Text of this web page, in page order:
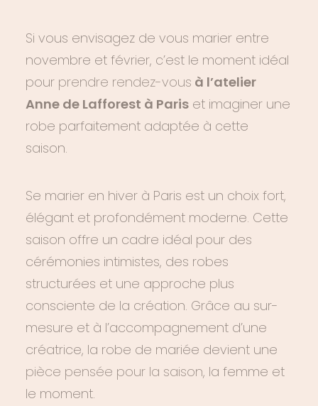
Si vous envisagez de vous marier entre
novembre et février, c’est le moment idéal
pour prendre rendez-vous à l’atelier
Anne de Lafforest à Paris et imaginer une
robe parfaitement adaptée à cette
saison.
Se marier en hiver à Paris est un choix fort,
élégant et profondément moderne. Cette
saison offre un cadre idéal pour des
cérémonies intimistes, des robes
structurées et une approche plus
consciente de la création. Grâce au sur-
mesure et à l’accompagnement d’une
créatrice, la robe de mariée devient une
pièce pensée pour la saison, la femme et
le moment.